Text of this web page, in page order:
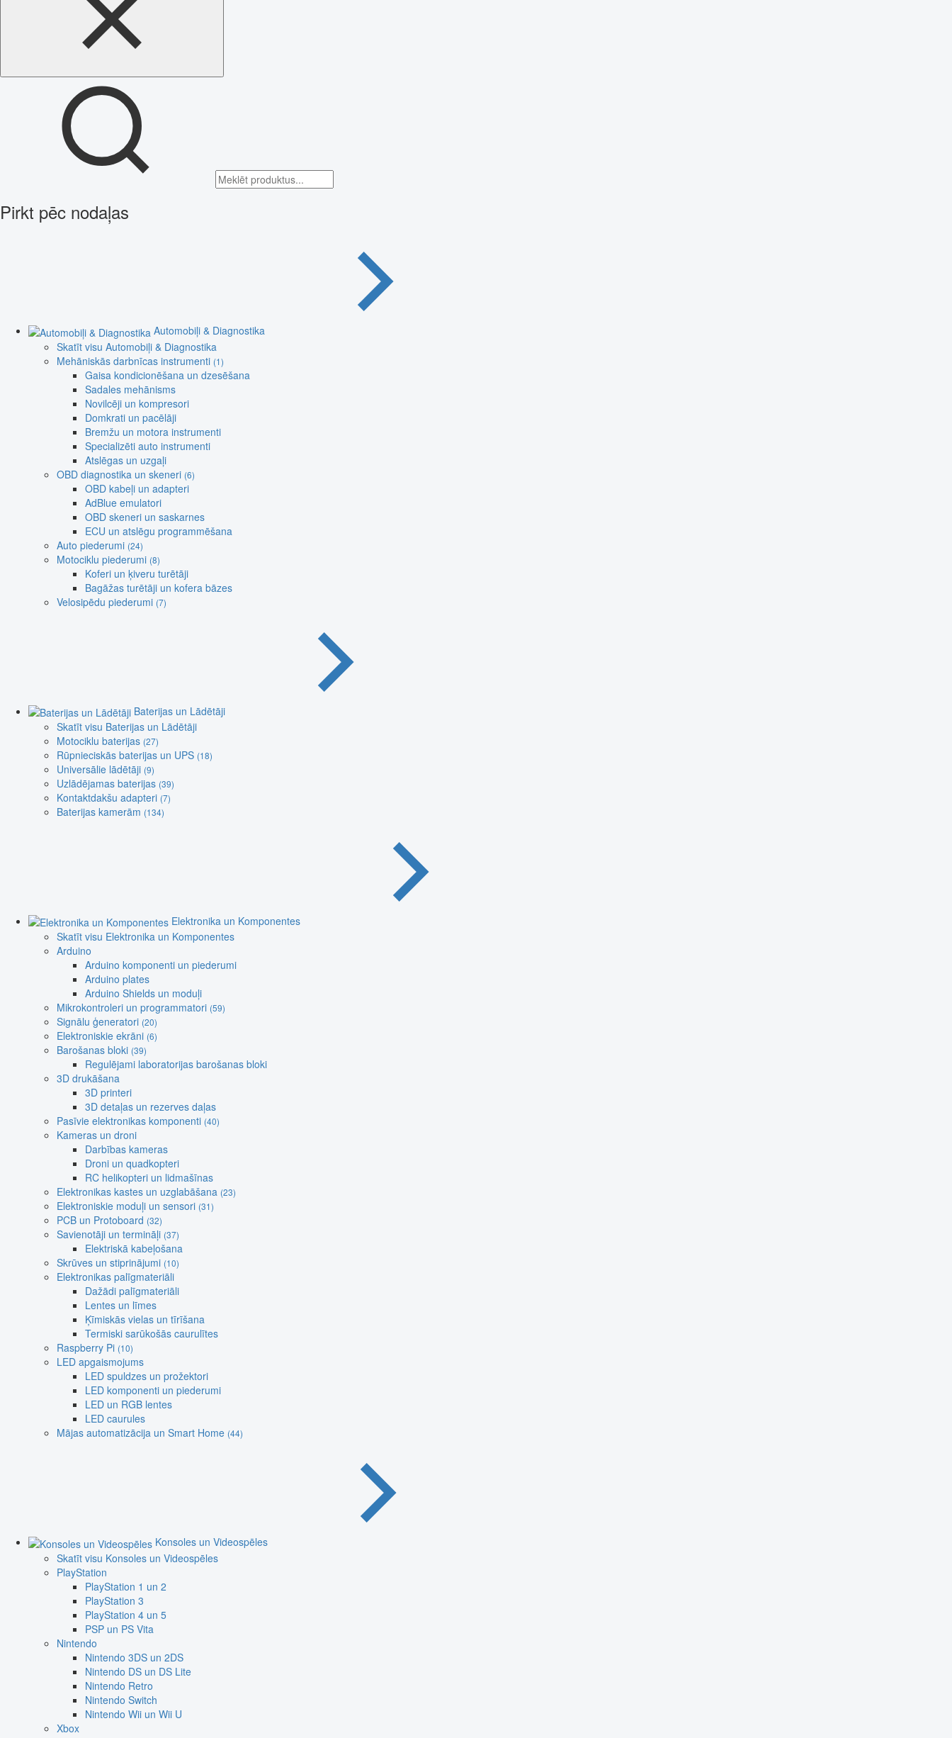
Pirkt pēc nodaļas
Automobiļi & Diagnostika
Skatīt visu Automobiļi & Diagnostika
Mehāniskās darbnīcas instrumenti (1)
Gaisa kondicionēšana un dzesēšana
Sadales mehānisms
Novilcēji un kompresori
Domkrati un pacēlāji
Bremžu un motora instrumenti
Specializēti auto instrumenti
Atslēgas un uzgaļi
OBD diagnostika un skeneri (6)
OBD kabeļi un adapteri
AdBlue emulatori
OBD skeneri un saskarnes
ECU un atslēgu programmēšana
Auto piederumi (24)
Motociklu piederumi (8)
Koferi un ķiveru turētāji
Bagāžas turētāji un kofera bāzes
Velosipēdu piederumi (7)
Baterijas un Lādētāji
Skatīt visu Baterijas un Lādētāji
Motociklu baterijas (27)
Rūpnieciskās baterijas un UPS (18)
Universālie lādētāji (9)
Uzlādējamas baterijas (39)
Kontaktdakšu adapteri (7)
Baterijas kamerām (134)
Elektronika un Komponentes
Skatīt visu Elektronika un Komponentes
Arduino
Arduino komponenti un piederumi
Arduino plates
Arduino Shields un moduļi
Mikrokontroleri un programmatori (59)
Signālu ģeneratori (20)
Elektroniskie ekrāni (6)
Barošanas bloki (39)
Regulējami laboratorijas barošanas bloki
3D drukāšana
3D printeri
3D detaļas un rezerves daļas
Pasīvie elektronikas komponenti (40)
Kameras un droni
Darbības kameras
Droni un quadkopteri
RC helikopteri un lidmašīnas
Elektronikas kastes un uzglabāšana (23)
Elektroniskie moduļi un sensori (31)
PCB un Protoboard (32)
Savienotāji un termināļi (37)
Elektriskā kabeļošana
Skrūves un stiprinājumi (10)
Elektronikas palīgmateriāli
Dažādi palīgmateriāli
Lentes un līmes
Ķīmiskās vielas un tīrīšana
Termiski sarūkošās caurulītes
Raspberry Pi (10)
LED apgaismojums
LED spuldzes un prožektori
LED komponenti un piederumi
LED un RGB lentes
LED caurules
Mājas automatizācija un Smart Home (44)
Konsoles un Videospēles
Skatīt visu Konsoles un Videospēles
PlayStation
PlayStation 1 un 2
PlayStation 3
PlayStation 4 un 5
PSP un PS Vita
Nintendo
Nintendo 3DS un 2DS
Nintendo DS un DS Lite
Nintendo Retro
Nintendo Switch
Nintendo Wii un Wii U
Xbox